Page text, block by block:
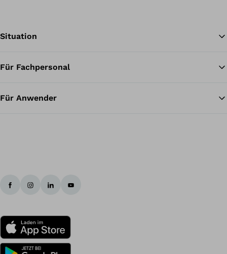
Situation
Für Fachpersonal
Für Anwender